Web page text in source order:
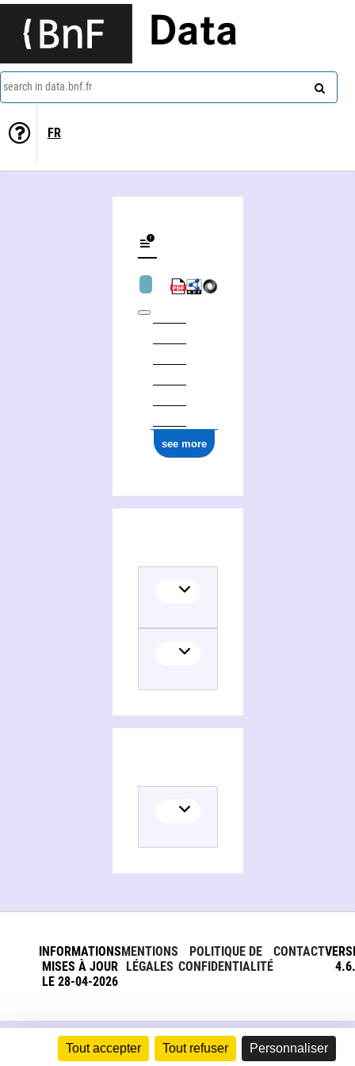
Tout accepter Tout refuser Personnaliser
Data
search in data.bnf.fr
FR
see more
INFORMATIONS
MISES À JOUR
LE 28-04-2026
MENTIONS
LÉGALES
POLITIQUE DE
CONFIDENTIALITÉ
CONTACT